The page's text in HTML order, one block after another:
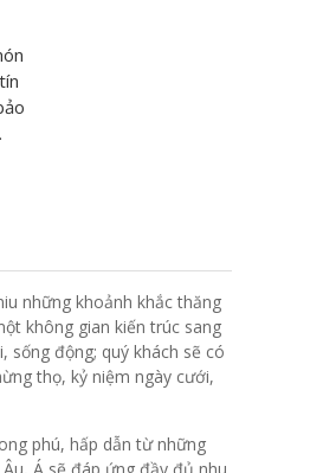
những khoảnh khắc thăng
không gian kiến trúc sang
sống động; quý khách sẽ có
thọ, kỷ niệm ngày cưới,
phú, hấp dẫn từ những